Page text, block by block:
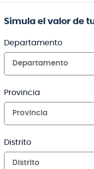
Simula el valor de
Departamento
Departamento
Provincia
Provincia
Distrito
Distrito